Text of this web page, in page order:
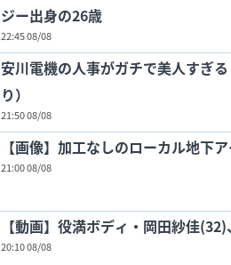
ジー出身の26歳
22:45 08/08
安川電機の人事がガチで美人すぎ
り）
21:50 08/08
【画像】加工なしのローカル地下
21:00 08/08
【動画】役満ボディ・岡田紗佳
20:10 08/08